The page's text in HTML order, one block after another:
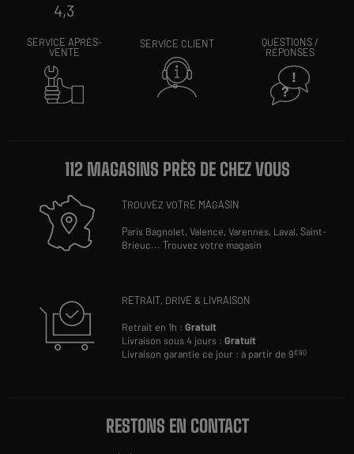
4,3
SERVICE APRÈS-
VENTE
SERVICE CLIENT
QUESTIONS /
RÉPONSES
112 MAGASINS PRÈS DE CHEZ VOUS
TROUVEZ VOTRE MAGASIN
Paris Bagnolet,Valence,Varennes, Laval,Saint-
Brieuc...Trouvez votre magasin
RETRAIT, DRIVE & LIVRAISON
Retrait en 1h :Gratuit
Livraison sous 4 jours :Gratuit
Livraison garantie ce jour : à partir de 9€90
RESTONS EN CONTACT